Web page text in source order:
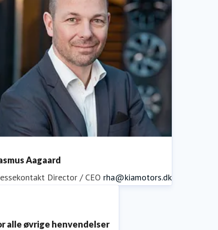
Aagaard
Director / CEO rha@kiamotors.dk
alle øvrige henvendelser